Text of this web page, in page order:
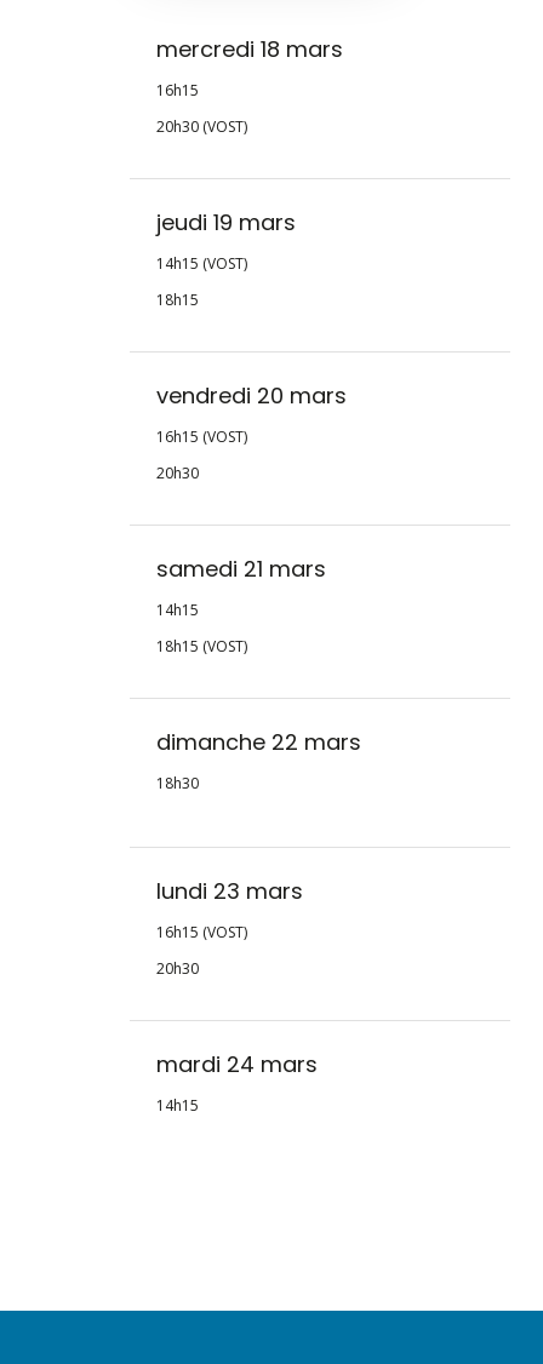
mercredi 18 mars
16h15
20h30 (VOST)
jeudi 19 mars
14h15 (VOST)
18h15
vendredi 20 mars
16h15 (VOST)
20h30
samedi 21 mars
14h15
18h15 (VOST)
dimanche 22 mars
18h30
lundi 23 mars
16h15 (VOST)
20h30
mardi 24 mars
14h15